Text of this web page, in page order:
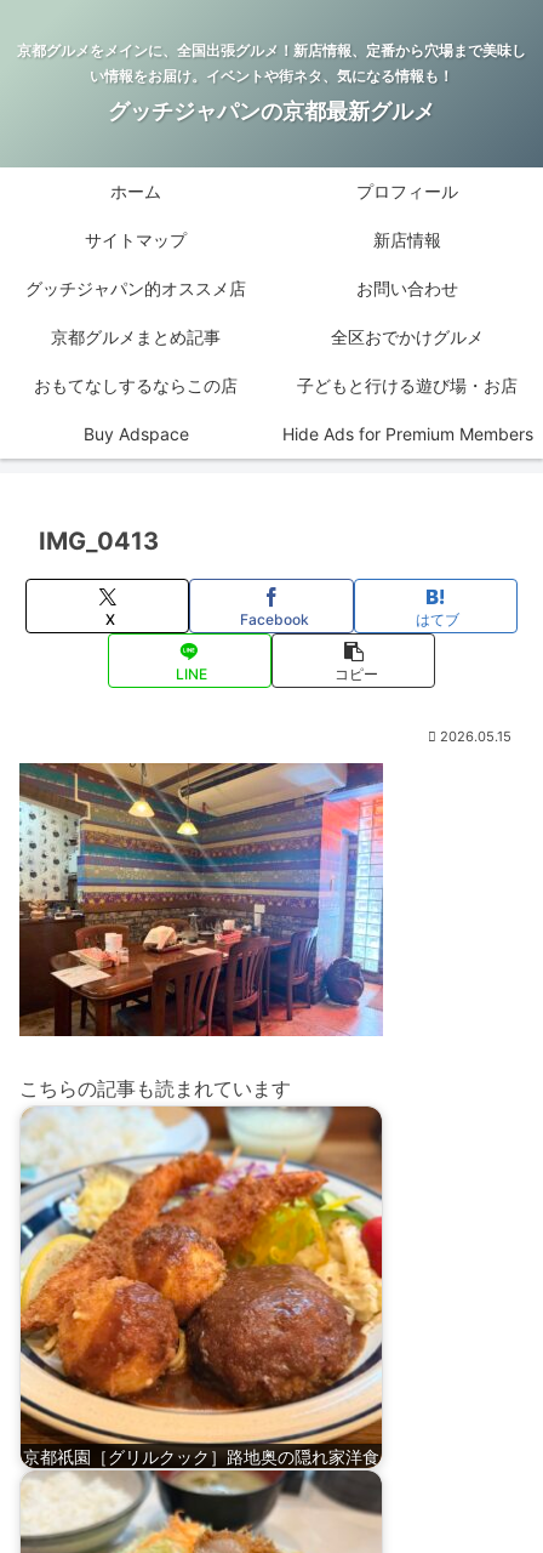
京都グルメをメインに、全国出張グルメ！新店情報、定番から穴場まで美味し
い情報をお届け。イベントや街ネタ、気になる情報も！
グッチジャパンの京都最新グルメ
ホーム プロフィール
サイトマップ 新店情報
グッチジャパン的オススメ店 お問い合わせ
京都グルメまとめ記事 全区おでかけグルメ
おもてなしするならこの店 子どもと行ける遊び場・お店
Buy Adspace Hide Ads for Premium Members
IMG_0413
X Facebook はてブ
LINE コピー
2026.05.15
こちらの記事も読まれています
京都祇園［グリルクック］路地奥の隠れ家洋食